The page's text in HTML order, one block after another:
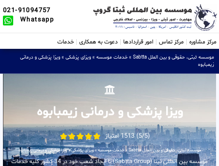
021-91094757
Whatsapp
مرکز مشاوره مرکز تماس امور قراردادها دعوت به همکاری خدمات
موسسه ثبتی، حقوقی و بین الملل Sabtta » خدمات موسسه » ویزای پزشکی » ویزا پزشکی و درمانی
زیمبابوه
ویزا پزشکی و درمانی زیمبابوه
(5/5) 1513 امتیاز
موسسه ثبتی، حقوقی و بین الملل Sabtta »خدمات موسسه»ویزای پزشکی»ویزا پزشکی و درمانی زیمبابوه
موسسه بین المللی ثبتا (Sabtta Group) با ایجاد شعب خود در 34 کشور کلیه خدمات